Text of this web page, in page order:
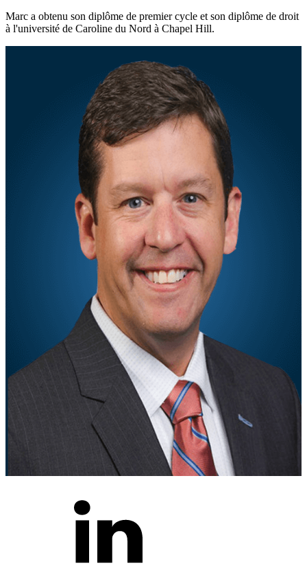
Marc a obtenu son diplôme de premier cycle et son diplôme de droit
à l'université de Caroline du Nord à Chapel Hill.